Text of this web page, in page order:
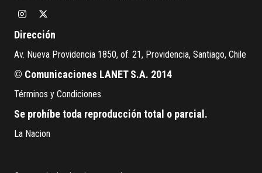
Dirección
Av. Nueva Providencia 1850, of. 21, Providencia, Santiago, Chile
© Comunicaciones LANET S.A. 2014
Términos y Condiciones
Se prohíbe toda reproducción total o parcial.
La Nacion